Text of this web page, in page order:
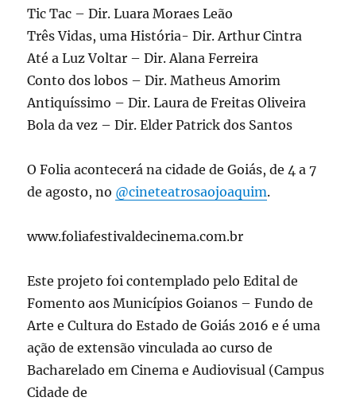
Tic Tac – Dir. Luara Moraes Leão
Três Vidas, uma História- Dir. Arthur Cintra
Até a Luz Voltar – Dir. Alana Ferreira
Conto dos lobos – Dir. Matheus Amorim
Antiquíssimo – Dir. Laura de Freitas Oliveira
Bola da vez – Dir. Elder Patrick dos Santos
O Folia acontecerá na cidade de Goiás, de 4 a 7
de agosto, no @cineteatrosaojoaquim.
www.foliafestivaldecinema.com.br
Este projeto foi contemplado pelo Edital de
Fomento aos Municípios Goianos – Fundo de
Arte e Cultura do Estado de Goiás 2016 e é uma
ação de extensão vinculada ao curso de
Bacharelado em Cinema e Audiovisual (Campus
Cidade de